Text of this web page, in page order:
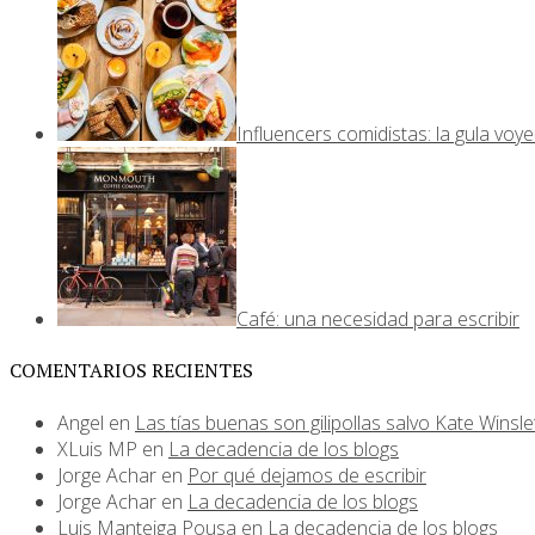
Influencers comidistas: la gula
Café: una necesidad para escribir
COMENTARIOS RECIENTES
Angel en Las tías buenas son gilipollas salvo Kate
XLuis MP en La decadencia de los blogs
Jorge Achar en Por qué dejamos de escribir
Jorge Achar en La decadencia de los blogs
Luis Manteiga Pousa en La decadencia de los blogs